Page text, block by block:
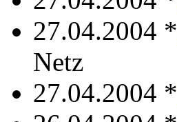
27.04.2004 *
Netz
27.04.2004 *